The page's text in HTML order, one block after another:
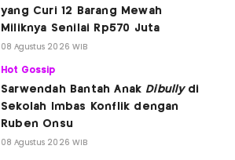
yang Curi 12 Barang Mewah
Miliknya Senilai Rp570 Juta
08 Agustus 2026 WIB
Hot Gossip
Sarwendah Bantah Anak Dibullydi
Sekolah Imbas Konflik dengan
Ruben Onsu
08 Agustus 2026 WIB